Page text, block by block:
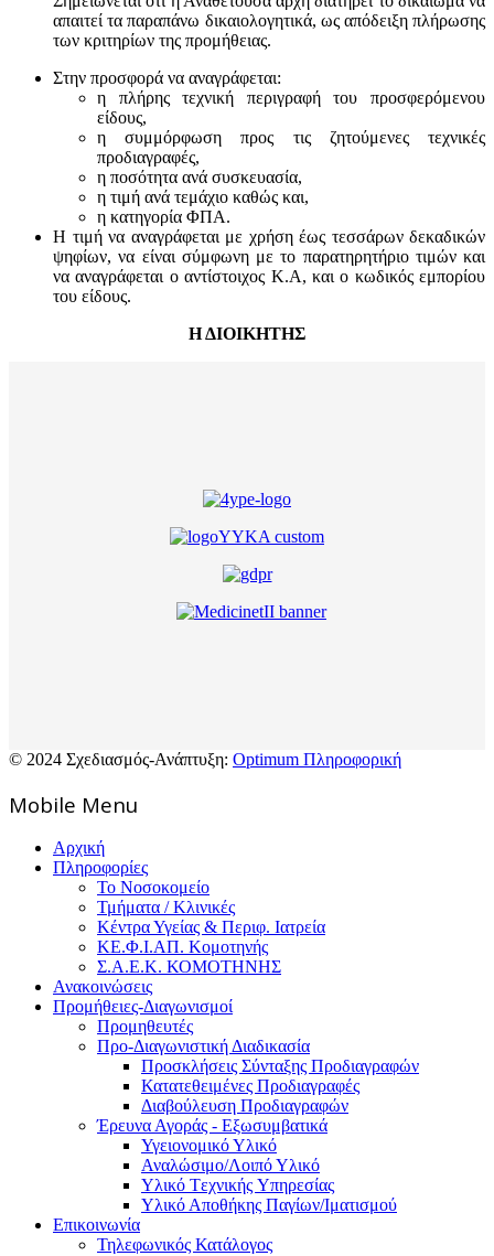
απαιτεί τα παραπάνω δικαιολογητικά, ως απόδειξη πλήρωσης
των κριτηρίων της προμήθειας.
Στην προσφορά να αναγράφεται:
η πλήρης τεχνική περιγραφή του προσφερόμενου
είδους,
η συμμόρφωση προς τις ζητούμενες τεχνικές
προδιαγραφές,
η ποσότητα ανά συσκευασία,
η τιμή ανά τεμάχιο καθώς και,
η κατηγορία ΦΠΑ.
Η τιμή να αναγράφεται με χρήση έως τεσσάρων δεκαδικών
ψηφίων, να είναι σύμφωνη με το παρατηρητήριο τιμών και
να αναγράφεται ο αντίστοιχος Κ.Α, και ο κωδικός εμπορίου
του είδους.
Η ΔΙΟΙΚΗΤΗΣ
© 2024 Σχεδιασμός-Ανάπτυξη: Optimum Πληροφορική
Mοbile Menu
Αρχική
Πληροφορίες
Το Νοσοκομείο
Τμήματα / Κλινικές
Κέντρα Υγείας & Περιφ. Ιατρεία
ΚΕ.Φ.Ι.ΑΠ. Κομοτηνής
Σ.Α.Ε.Κ. ΚΟΜΟΤΗΝΗΣ
Ανακοινώσεις
Προμήθειες-Διαγωνισμοί
Προμηθευτές
Προ-Διαγωνιστική Διαδικασία
Προσκλήσεις Σύνταξης Προδιαγραφών
Κατατεθειμένες Προδιαγραφές
Διαβούλευση Προδιαγραφών
Έρευνα Αγοράς - Εξωσυμβατικά
Υγειονομικό Υλικό
Αναλώσιμο/Λοιπό Υλικό
Υλικό Tεχνικής Yπηρεσίας
Υλικό Αποθήκης Παγίων/Ιματισμού
Επικοινωνία
Τηλεφωνικός Κατάλογος